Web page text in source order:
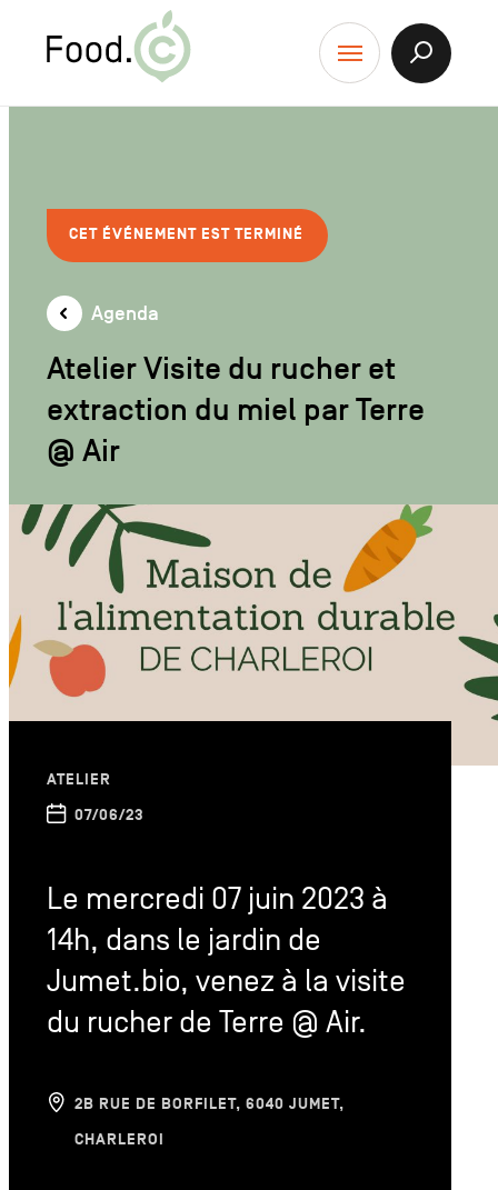
Menu
Afficher
Agenda
CET ÉVÉNEMENT EST TERMINÉ
Atelier Visite du rucher et
extraction du miel par Terre
@ Air
ATELIER
07/06/23
Le mercredi 07 juin 2023 à
14h, dans le jardin de
Jumet.bio, venez à la visite
du rucher de Terre @ Air.
2B RUE DE BORFILET, 6040 JUMET,
CHARLEROI